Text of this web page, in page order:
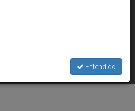
bioética tiene “orientaciones
Entendido